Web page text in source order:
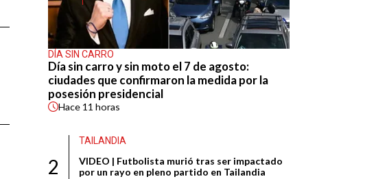
DÍA SIN CARRO
Día sin carro y sin moto el 7 de agosto:
ciudades que confirmaron la medida por la
posesión presidencial
Hace 11 horas
2
TAILANDIA
VIDEO | Futbolista murió tras ser impactado
por un rayo en pleno partido en Tailandia